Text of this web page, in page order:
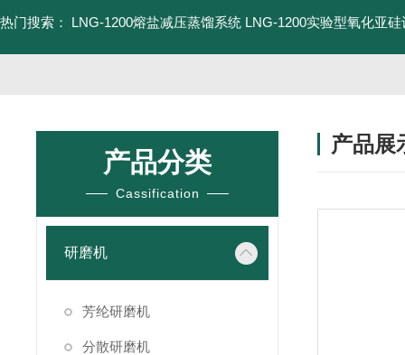
热门搜索： LNG-1200熔盐减压蒸馏系统 LNG-1200实验型氧化亚硅
产品分类
Cassification
研磨机
芳纶研磨机
分散研磨机
产品展